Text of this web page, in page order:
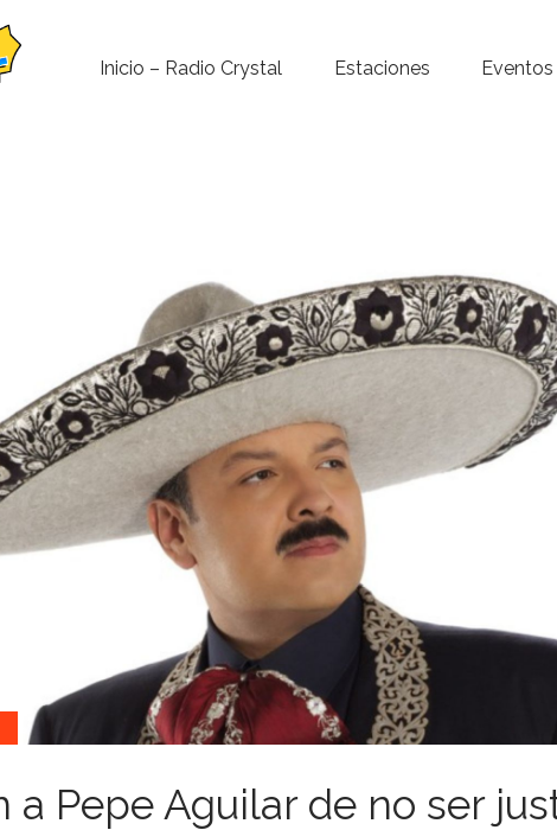
Inicio – Radio Crystal Estaciones Eventos
Noticias
Para ti
Contacto
a Pepe Aguilar de no ser